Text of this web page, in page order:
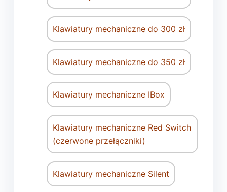
Klawiatury mechaniczne do 300 zł
Klawiatury mechaniczne do 350 zł
Klawiatury mechaniczne IBox
Klawiatury mechaniczne Red Switch
(czerwone przełączniki)
Klawiatury mechaniczne Silent